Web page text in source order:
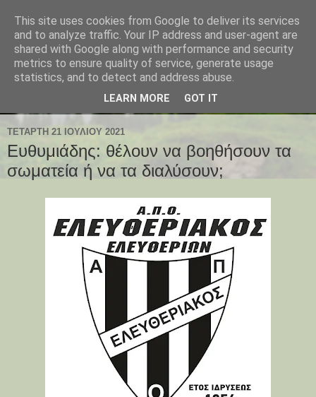
ΤΕΤΆΡΤΗ 21 ΙΟΥΛΊΟΥ 2021
Ευθυμιάδης: θέλουν να βοηθήσουν τα
σωματεία ή να τα διαλύσουν;
This site uses cookies from Google to deliver its services
and to analyze traffic. Your IP address and user-agent are
shared with Google along with performance and security
metrics to ensure quality of service, generate usage
statistics, and to detect and address abuse.
LEARN MORE GOT IT